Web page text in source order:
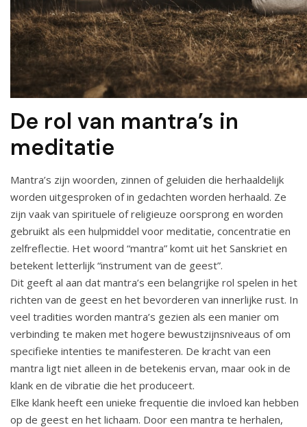
De rol van mantra’s in
meditatie
Mantra’s zijn woorden, zinnen of geluiden die herhaaldelijk
worden uitgesproken of in gedachten worden herhaald. Ze
zijn vaak van spirituele of religieuze oorsprong en worden
gebruikt als een hulpmiddel voor meditatie, concentratie en
zelfreflectie. Het woord “mantra” komt uit het Sanskriet en
betekent letterlijk “instrument van de geest”.
Dit geeft al aan dat mantra’s een belangrijke rol spelen in het
richten van de geest en het bevorderen van innerlijke rust. In
veel tradities worden mantra’s gezien als een manier om
verbinding te maken met hogere bewustzijnsniveaus of om
specifieke intenties te manifesteren. De kracht van een
mantra ligt niet alleen in de betekenis ervan, maar ook in de
klank en de vibratie die het produceert.
Elke klank heeft een unieke frequentie die invloed kan hebben
op de geest en het lichaam. Door een mantra te herhalen,